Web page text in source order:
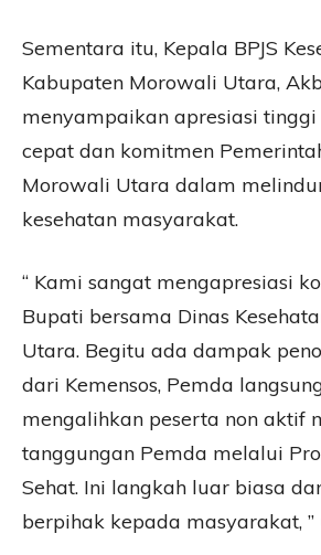
Sementara itu, Kepala BPJS
Kabupaten Morowali Utara,
menyampaikan apresiasi tinggi
cepat dan komitmen
Morowali Utara dalam
kesehatan masyarakat.
“ Kami sangat mengapresiasi
Bupati bersama Dinas
Utara. Begitu ada dampak
dari Kemensos, Pemda
mengalihkan peserta non aktif
tanggungan Pemda melalui
Sehat. Ini langkah luar biasa
berpihak kepada masyarakat,